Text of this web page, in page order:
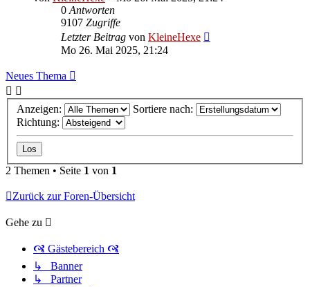
0 Antworten
9107 Zugriffe
Letzter Beitrag von KleineHexe
Mo 26. Mai 2025, 21:24
Neues Thema
Anzeigen:
Sortiere nach:
Richtung:
2 Themen • Seite 1 von 1
Zurück zur Foren-Übersicht
Gehe zu
🙧 Gästebereich 🙧
↳ Banner
↳ Partner